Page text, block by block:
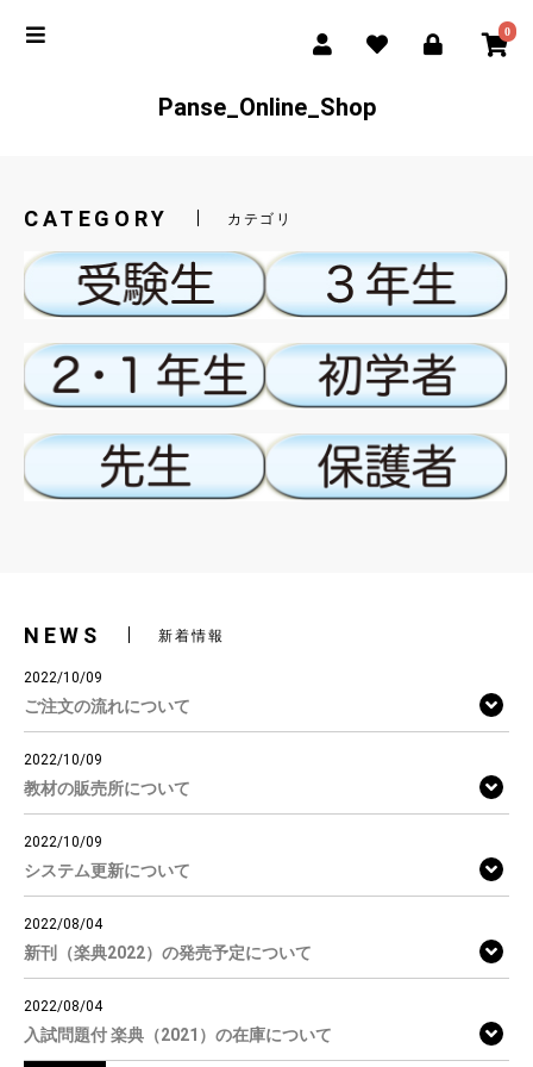
0
Panse_Online_Shop
CATEGORY カテゴリ
NEWS 新着情報
2022/10/09
ご注文の流れについて
2022/10/09
教材の販売所について
2022/10/09
システム更新について
2022/08/04
新刊（楽典2022）の発売予定について
2022/08/04
入試問題付 楽典（2021）の在庫について